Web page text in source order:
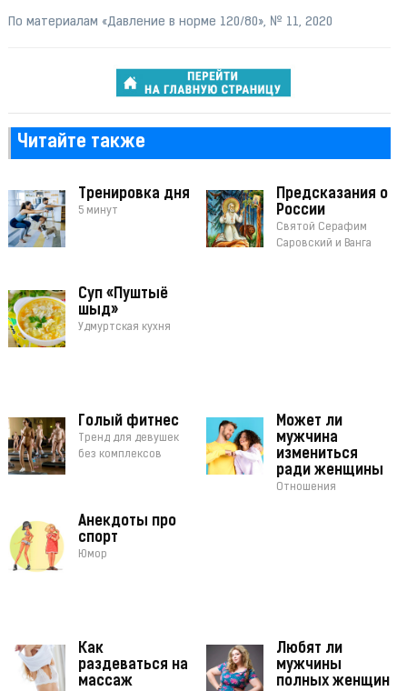
По материалам «Давление в норме 120/80», № 11, 2020
Читайте также
Тренировка дня
5 минут
Предсказания о
России
Святой Серафим
Саровский и Ванга
Суп «Пуштыё
шыд»
Удмуртская кухня
Голый фитнес
Тренд для девушек
без комплексов
Может ли
мужчина
измениться
ради женщины
Отношения
Анекдоты про
спорт
Юмор
Как
раздеваться на
массаж
Любят ли
мужчины
полных женщин